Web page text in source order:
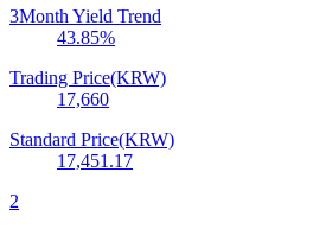
3Month Yield Trend
43.85%
Trading Price(KRW)
17,660
Standard Price(KRW)
17,451.17
2